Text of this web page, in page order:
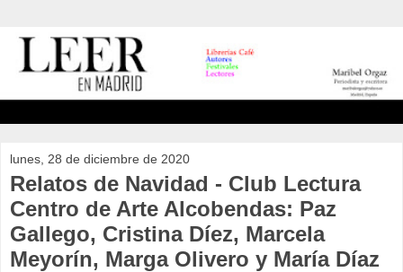
lunes, 28 de diciembre de 2020
Relatos de Navidad - Club Lectura
Centro de Arte Alcobendas: Paz
Gallego, Cristina Díez, Marcela
Meyorín, Marga Olivero y María Díaz